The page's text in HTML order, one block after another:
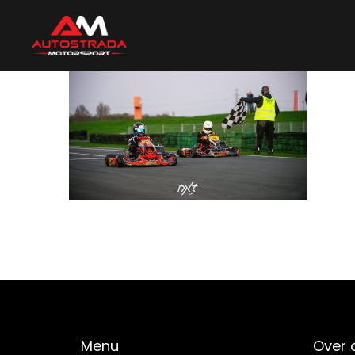
Menu Over